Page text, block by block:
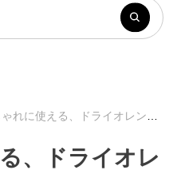
使える、ドライオレンジを手作り プチプラ花コーデ Vol.31
、ドライオレ